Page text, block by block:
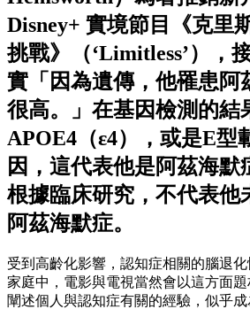
Disney+ 實境節目《克里
挑戰》（‘Limitless’），
實「因為遺傳，他罹患阿
很高。」在基因檢測的結
APOE4（ε4），或是E型
因，這代表他是阿茲海默
根據臨床研究，不代表他
阿茲海默症。
受到高齡化影響，認知症相關的腦退
家庭中，電影與電視當然會以這方面
闡述個人與認知症有關的經驗，似乎